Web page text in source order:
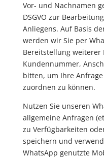
Vor- und Nachnamen
DSGVO zur
Anliegens. Auf Basis
werden wir Sie per
Bereitstellung weiterer
Kundennummer,
bitten, um Ihre
zuordnen zu können.
Nutzen Sie unseren
allgemeine Anfragen
zu Verfügbarkeiten
speichern und
WhatsApp genutzte